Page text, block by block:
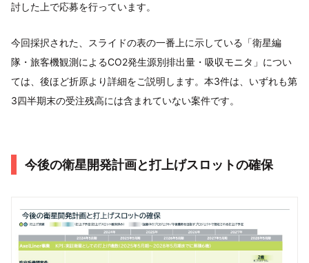
討した上で応募を行っています。
今回採択された、スライドの表の一番上に示している「衛星編
隊・旅客機観測によるCO2発生源別排出量・吸収モニタ」につい
ては、後ほど折原より詳細をご説明します。本3件は、いずれも第
3四半期末の受注残高には含まれていない案件です。
今後の衛星開発計画と打上げスロットの確保